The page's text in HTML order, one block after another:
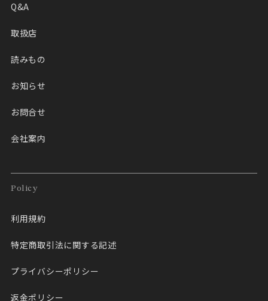
Q&A
取扱店
読みもの
お知らせ
お問合せ
会社案内
Policy
利用規約
特定商取引法に関する記述
プライバシーポリシー
返金ポリシー